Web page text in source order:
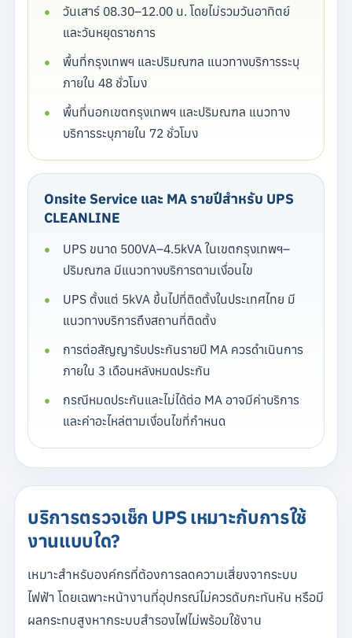
วันเสาร์ 08.30–12.00 น. โดยไม่รวมวันอาทิตย์
และวันหยุดราชการ
พื้นที่กรุงเทพฯ และปริมณฑล แนวทางบริการระบุ
ภายใน 48 ชั่วโมง
พื้นที่นอกเขตกรุงเทพฯ และปริมณฑล แนวทาง
บริการระบุภายใน 72 ชั่วโมง
Onsite Service และ MA รายปีสำหรับ UPS
CLEANLINE
UPS ขนาด 500VA–4.5kVA ในเขตกรุงเทพฯ–
ปริมณฑล มีแนวทางบริการตามเงื่อนไข
UPS ตั้งแต่ 5kVA ขึ้นไปที่ติดตั้งในประเทศไทย มี
แนวทางบริการถึงสถานที่ติดตั้ง
การต่อสัญญารับประกันรายปี MA ควรดำเนินการ
ภายใน 3 เดือนหลังหมดประกัน
กรณีหมดประกันและไม่ได้ต่อ MA อาจมีค่าบริการ
และค่าอะไหล่ตามเงื่อนไขที่กำหนด
บริการตรวจเช็ก UPS เหมาะกับการใช้
งานแบบใด?
เหมาะสำหรับองค์กรที่ต้องการลดความเสี่ยงจากระบบ
ไฟฟ้า โดยเฉพาะหน้างานที่อุปกรณ์ไม่ควรดับกะทันหัน หรือมี
ผลกระทบสูงหากระบบสำรองไฟไม่พร้อมใช้งาน